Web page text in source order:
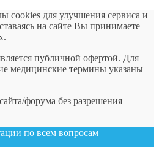
cookies для улучшения сервиса и
на сайте Вы принимаете
публичной офертой. Для
медицинские термины указаны
форума без разрешения
по всем вопросам